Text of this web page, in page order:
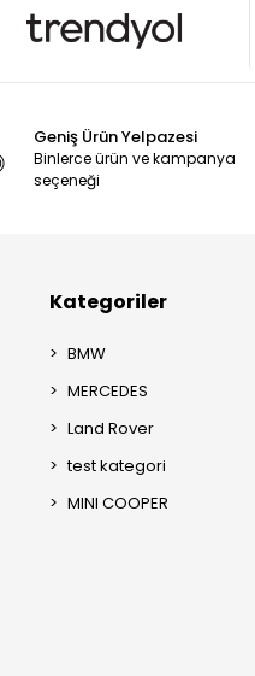
Geniş Ürün Yelpazesi
Binlerce ürün ve kampanya
seçeneği
Kategoriler
BMW
MERCEDES
Land Rover
test kategori
MINI COOPER